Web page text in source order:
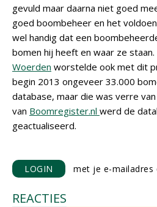
gevuld maar daarna niet goed
goed boombeheer en het
wel handig dat een
bomen hij heeft en waar ze staan.
Woerden worstelde ook met dit
begin 2013 ongeveer 33.000
database, maar die was verre
van Boomregister.nl werd de
geactualiseerd.
LOGIN met je e-mailadres
REACTIES